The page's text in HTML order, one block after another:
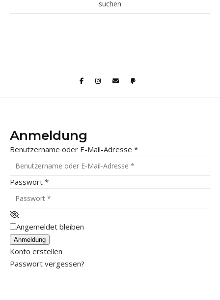
Anmeldung
Benutzername oder E-Mail-Adresse *
Passwort *
Angemeldet bleiben
Anmeldung
Konto erstellen
Passwort vergessen?